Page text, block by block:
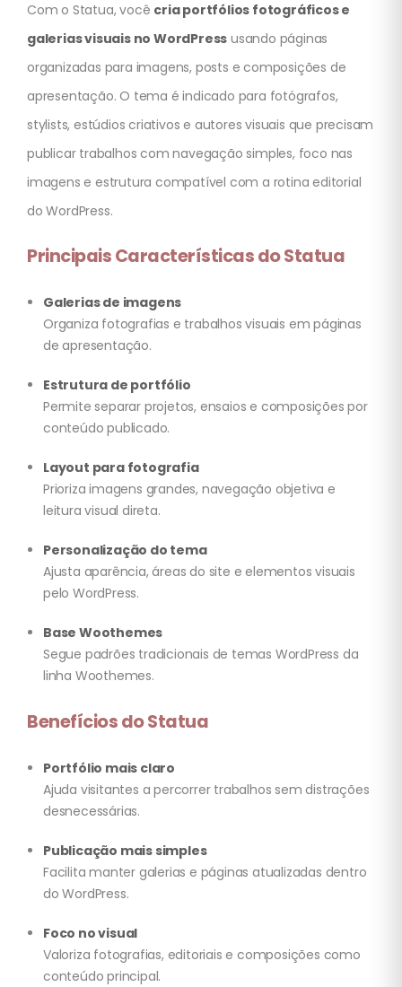
Com o Statua, você cria portfólios fotográficos e
galerias visuais no WordPress usando páginas
organizadas para imagens, posts e composições de
apresentação. O tema é indicado para fotógrafos,
stylists, estúdios criativos e autores visuais que precisam
publicar trabalhos com navegação simples, foco nas
imagens e estrutura compatível com a rotina editorial
do WordPress.
Principais Características do Statua
Galerias de imagens
Organiza fotografias e trabalhos visuais em páginas
de apresentação.
Estrutura de portfólio
Permite separar projetos, ensaios e composições por
conteúdo publicado.
Layout para fotografia
Prioriza imagens grandes, navegação objetiva e
leitura visual direta.
Personalização do tema
Ajusta aparência, áreas do site e elementos visuais
pelo WordPress.
Base Woothemes
Segue padrões tradicionais de temas WordPress da
linha Woothemes.
Benefícios do Statua
Portfólio mais claro
Ajuda visitantes a percorrer trabalhos sem distrações
desnecessárias.
Publicação mais simples
Facilita manter galerias e páginas atualizadas dentro
do WordPress.
Foco no visual
Valoriza fotografias, editoriais e composições como
conteúdo principal.